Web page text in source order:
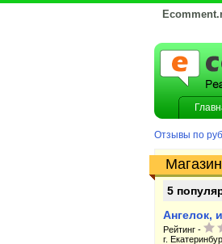
Отзывы по
5
Ангелок,
Рейтинг -
г.